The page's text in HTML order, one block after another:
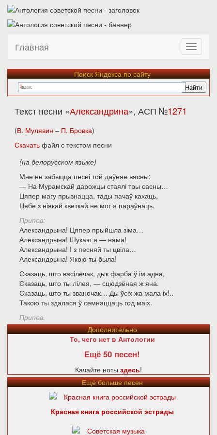
Главная
Поиск Яндекса по сайту
Текст песни «Александрина», АСП №1271
(В. Мулявин – П. Бровка)
Скачать файл с текстом песни
(на белорусском языке)
Мне не забыцца песні той даўняе вясны:
— На Мурамскай дарожцы стаялі тры сасны…
Цяпер магу прызнацца, тады пачаў кахаць,
Цябе з ніякай кветкай не мог я параўнаць.
Припев:
Александрына! Цяпер прыйшла зіма…
Александрына! Шукаю я — няма!
Александрына! I з песняй ты цвіла…
Александрына! Якою ты была!
Сказаць, што васілёчак, дык фарба ў ім адна,
Сказаць, што ты лілея, — сцюдзёная ж яна.
Сказаць, што ты званочак… Ды ўсіх жа мала іх!..
Такою ты здалася ў семнаццаць год маіх.
Припев.
Дополнительно
То, чего нет в Антологии
Ещё 50 песен!
Качайте ноты здесь!
Ещё больше песен
Красная книга российской эстрады